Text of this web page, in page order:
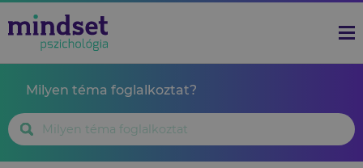
Milyen téma foglalkoztat?